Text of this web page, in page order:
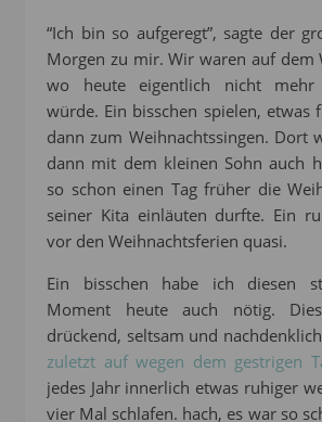
“Ich bin so aufgeregt”, sagte der
Morgen zu mir. Wir waren auf dem
wo heute eigentlich nicht mehr
würde. Ein bisschen spielen, etwas
dann zum Weihnachtssingen. Dort
dann mit dem kleinen Sohn auch
so schon einen Tag früher die
seiner Kita einläuten durfte. Ein
vor den Weihnachtsferien quasi.
Ein bisschen habe ich diesen
Moment heute auch nötig.
drückend, seltsam und
zuletzt auf wegen dem gestrigen
jedes Jahr innerlich etwas ruhiger
vier Mal schlafen. hach, es war so